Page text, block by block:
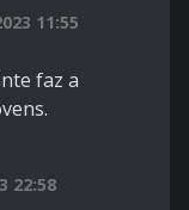
11:55
faz a
22:58